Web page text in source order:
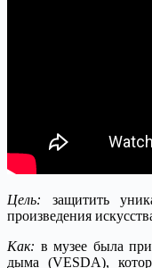
Цель: защитить
произведения
Как: в музее была
дыма (VESDA),